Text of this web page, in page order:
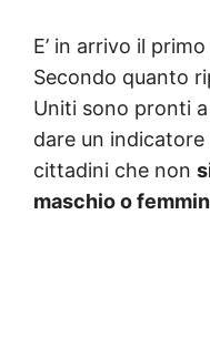
E’ in arrivo il
Secondo quanto
Uniti sono pronti
dare un
cittadini che non
maschio o